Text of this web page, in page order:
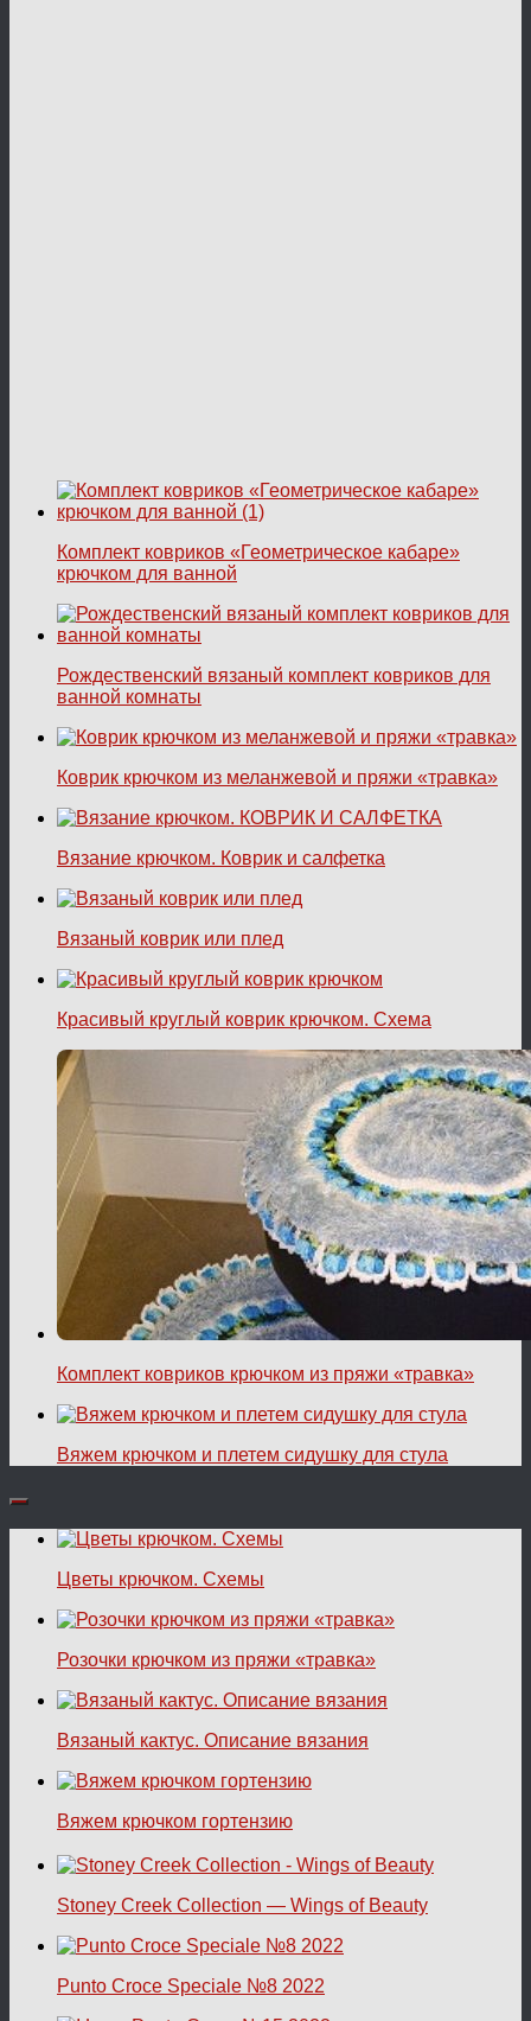
Комплект ковриков «Геометрическое кабаре»
крючком для ванной
Рождественский вязаный комплект ковриков для
ванной комнаты
Коврик крючком из меланжевой и пряжи «травка»
Вязание крючком. Коврик и салфетка
Вязаный коврик или плед
Красивый круглый коврик крючком. Схема
Комплект ковриков крючком из пряжи «травка»
Вяжем крючком и плетем сидушку для стула
Цветы крючком. Схемы
Розочки крючком из пряжи «травка»
Вязаный кактус. Описание вязания
Вяжем крючком гортензию
Stoney Creek Collection — Wings of Beauty
Punto Croce Speciale №8 2022